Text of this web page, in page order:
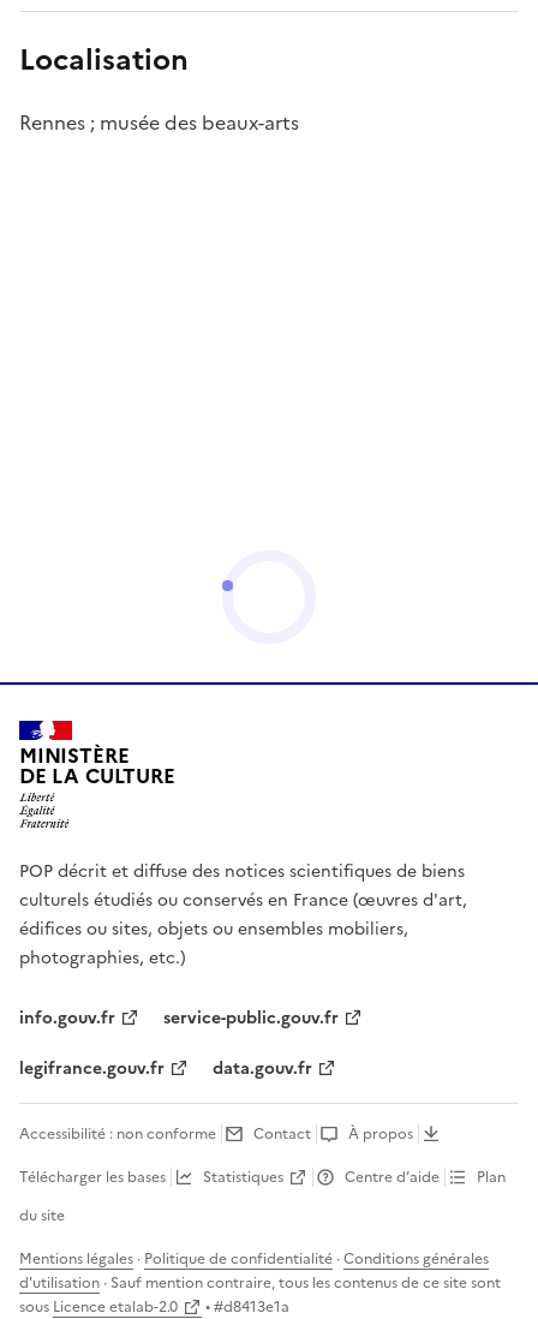
Localisation
Rennes ; musée des beaux-arts
MINISTÈRE
DE LA CULTURE
POP décrit et diffuse des notices scientifiques de biens
culturels étudiés ou conservés en France (œuvres d'art,
édifices ou sites, objets ou ensembles mobiliers,
photographies, etc.)
info.gouv.fr
service-public.gouv.fr
legifrance.gouv.fr
data.gouv.fr
Accessibilité : non conforme Contact
À propos
Télécharger les bases
Statistiques Centre d’aide
Plan
du site
Mentions légales · Politique de confidentialité ·Conditions générales
d'utilisation · Sauf mention contraire, tous les contenus de ce site sont
sous Licence etalab-2.0 • #d8413e1a